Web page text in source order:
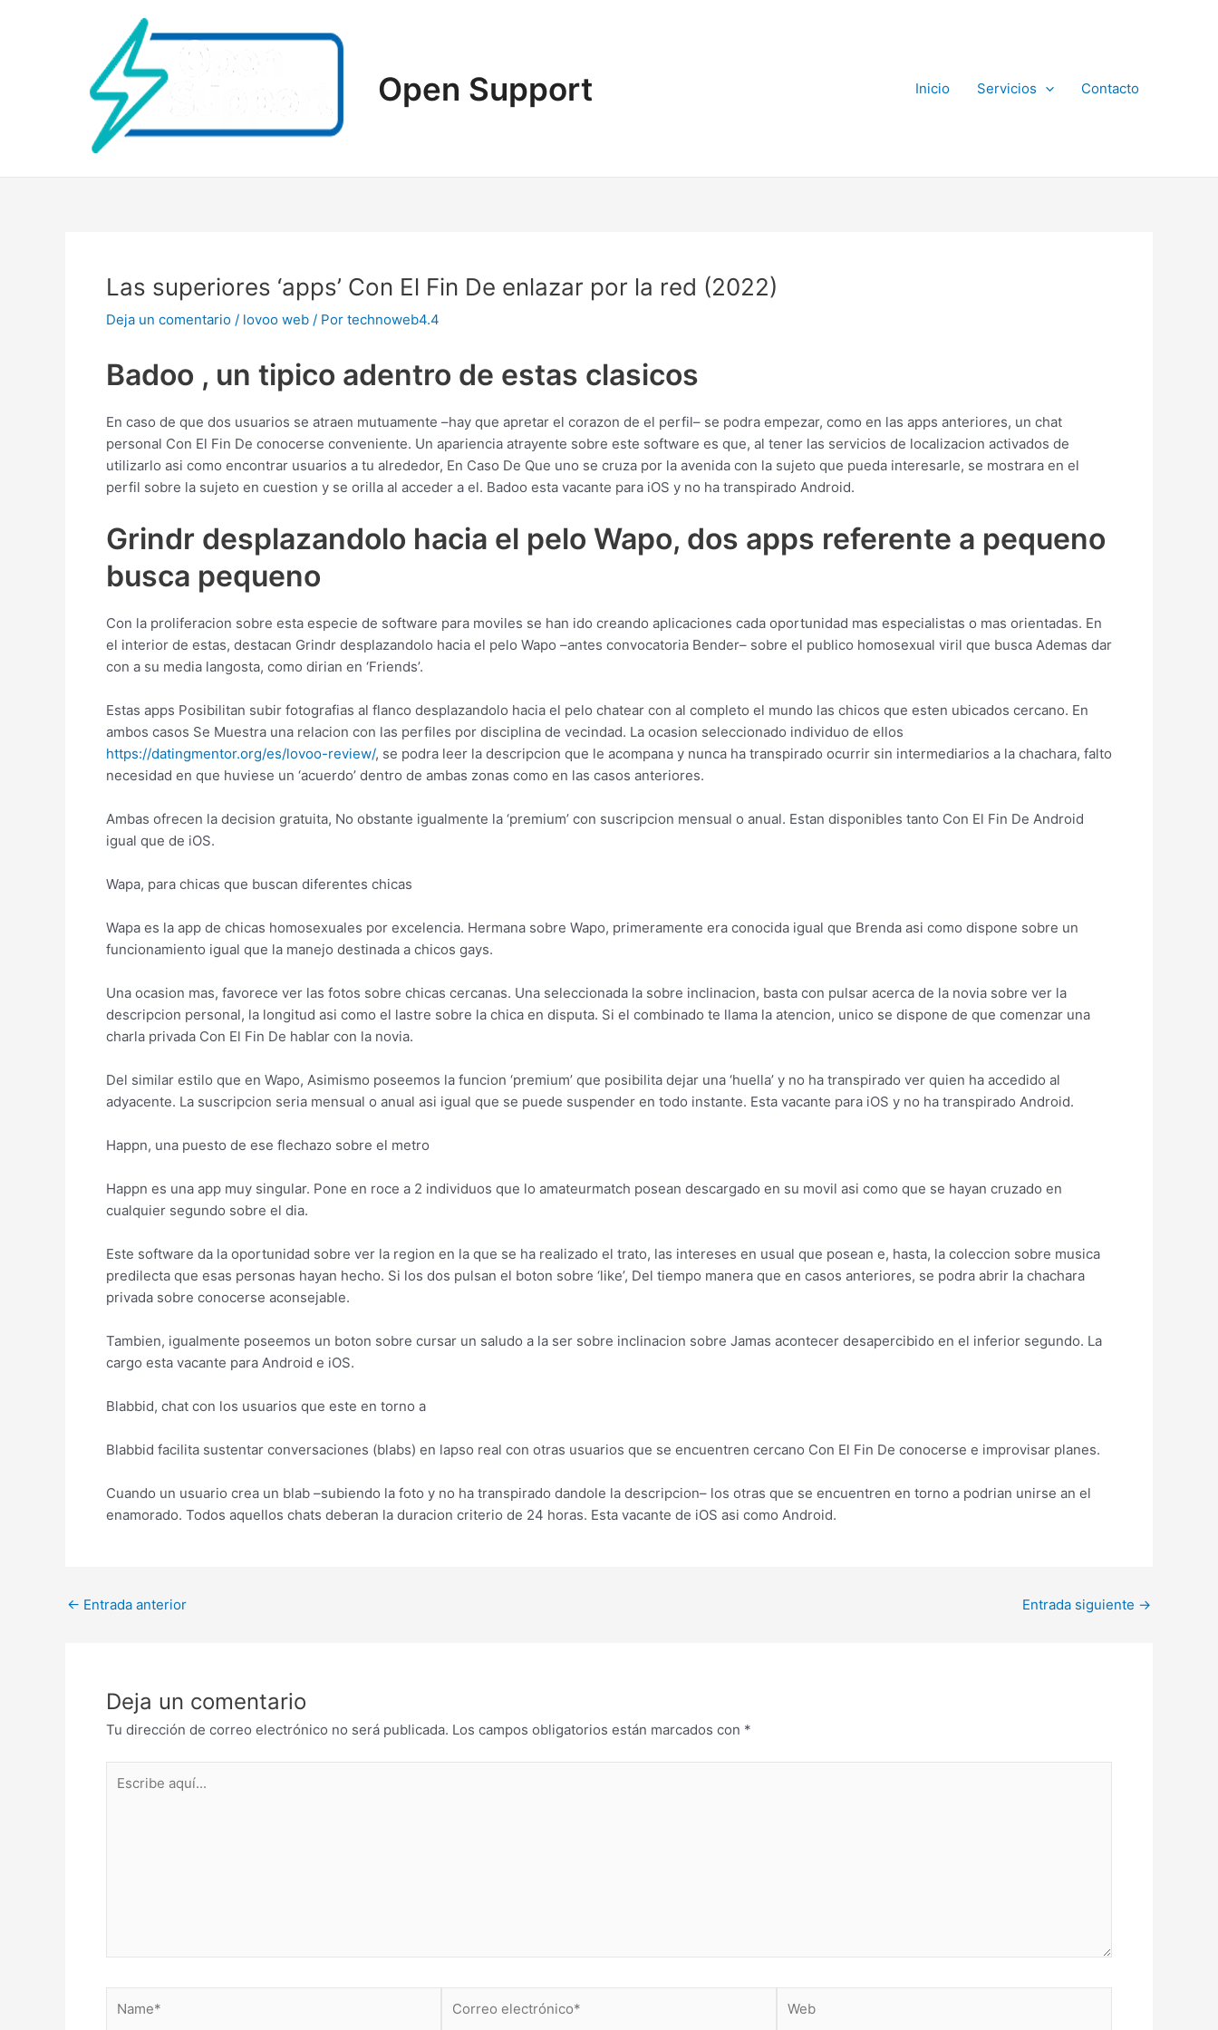
Open Support Inicio Servicios Contacto
Las superiores ‘apps’ Con El Fin De enlazar por la red (2022)
Deja un comentario / lovoo web / Por technoweb4.4
Badoo , un tipico adentro de estas clasicos
En caso de que dos usuarios se atraen mutuamente –hay que apretar el corazon de el perfil– se podra empezar, como en las apps anteriores, un chat
personal Con El Fin De conocerse conveniente. Un apariencia atrayente sobre este software es que, al tener las servicios de localizacion activados de
utilizarlo asi­ como encontrar usuarios a tu alrededor, En Caso De Que uno se cruza por la avenida con la sujeto que pueda interesarle, se mostrara en el
perfil sobre la sujeto en cuestion y se orilla al acceder a el. Badoo esta vacante para iOS y no ha transpirado Android.
Grindr desplazandolo hacia el pelo Wapo, dos apps referente a pequeno
busca pequeno
Con la proliferacion sobre esta especie de software para moviles se han ido creando aplicaciones cada oportunidad mas especialistas o mas orientadas. En
el interior de estas, destacan Grindr desplazandolo hacia el pelo Wapo –antes convocatoria Bender– sobre el publico homosexual viril que busca Ademas dar
con a su media langosta, como dirian en ‘Friends’.
Estas apps Posibilitan subir fotografias al flanco desplazandolo hacia el pelo chatear con al completo el mundo las chicos que esten ubicados cercano. En
ambos casos Se Muestra una relacion con las perfiles por disciplina de vecindad. La ocasion seleccionado individuo de ellos
https://datingmentor.org/es/lovoo-review/, se podra leer la descripcion que le acompana y nunca ha transpirado ocurrir sin intermediarios a la chachara, falto
necesidad en que huviese un ‘acuerdo’ dentro de ambas zonas como en las casos anteriores.
Ambas ofrecen la decision gratuita, No obstante igualmente la ‘premium’ con suscripcion mensual o anual. Estan disponibles tanto Con El Fin De Android
igual que de iOS.
Wapa, para chicas que buscan diferentes chicas
Wapa es la app de chicas homosexuales por excelencia. Hermana sobre Wapo, primeramente era conocida igual que Brenda asi­ como dispone sobre un
funcionamiento igual que la manejo destinada a chicos gays.
Una ocasion mas, favorece ver las fotos sobre chicas cercanas. Una seleccionada la sobre inclinacion, basta con pulsar acerca de la novia sobre ver la
descripcion personal, la longitud asi­ como el lastre sobre la chica en disputa. Si el combinado te llama la atencion, unico se dispone de que comenzar una
charla privada Con El Fin De hablar con la novia.
Del similar estilo que en Wapo, Asimismo poseemos la funcion ‘premium’ que posibilita dejar una ‘huella’ y no ha transpirado ver quien ha accedido al
adyacente. La suscripcion seri­a mensual o anual asi­ igual que se puede suspender en todo instante. Esta vacante para iOS y no ha transpirado Android.
Happn, una puesto de ese flechazo sobre el metro
Happn es una app muy singular. Pone en roce a 2 individuos que lo amateurmatch posean descargado en su movil asi­ como que se hayan cruzado en
cualquier segundo sobre el dia.
Este software da la oportunidad sobre ver la region en la que se ha realizado el trato, las intereses en usual que posean e, hasta, la coleccion sobre musica
predilecta que esas personas hayan hecho. Si los dos pulsan el boton sobre ‘like’, Del tiempo manera que en casos anteriores, se podra abrir la chachara
privada sobre conocerse aconsejable.
Tambien, igualmente poseemos un boton sobre cursar un saludo a la ser sobre inclinacion sobre Jamas acontecer desapercibido en el inferior segundo. La
cargo esta vacante para Android e iOS.
Blabbid, chat con los usuarios que este en torno a
Blabbid facilita sustentar conversaciones (blabs) en lapso real con otras usuarios que se encuentren cercano Con El Fin De conocerse e improvisar planes.
Cuando un usuario crea un blab –subiendo la foto y no ha transpirado dandole la descripcion– los otras que se encuentren en torno a podri­an unirse an el
enamorado. Todos aquellos chats deberan la duracion criterio de 24 horas. Esta vacante de iOS asi­ como Android.
Post
← Entrada anterior Entrada siguiente →
Deja un comentario
Tu dirección de correo electrónico no será publicada. Los campos obligatorios están marcados con *
aquí...
electrónico*